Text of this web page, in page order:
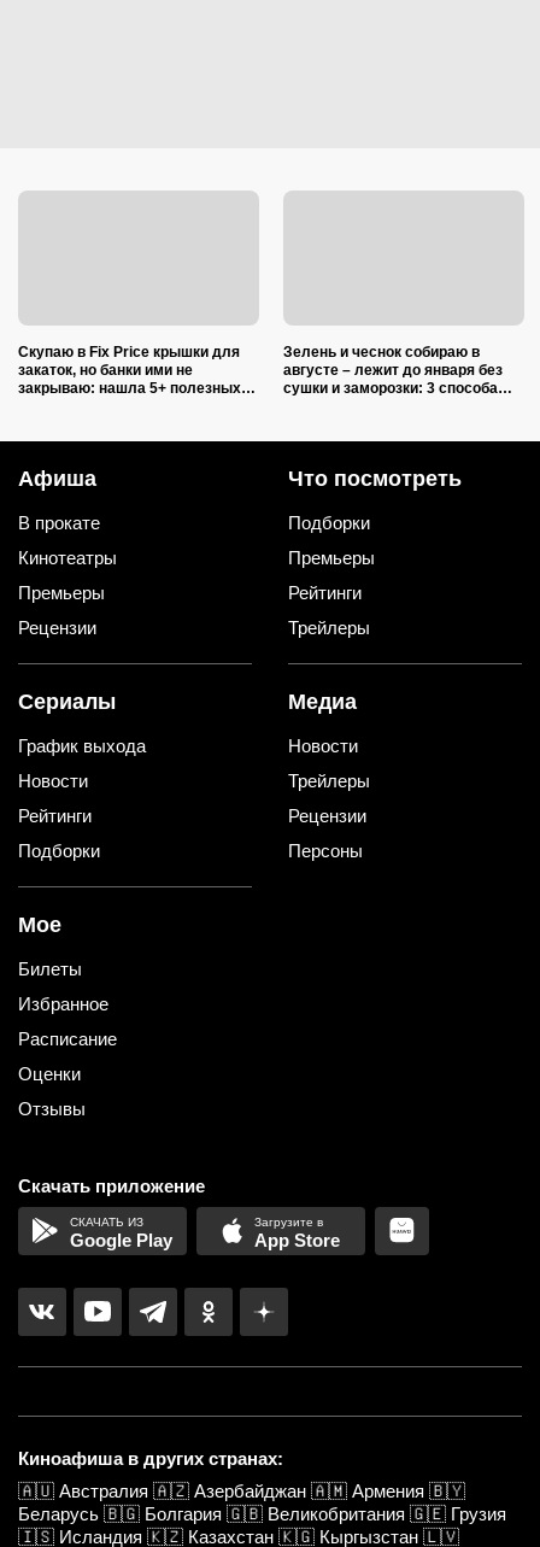
Скупаю в Fix Price крышки для
закаток, но банки ими не
закрываю: нашла 5+ полезных
Зелень и чеснок собираю в
августе – лежит до января без
сушки и заморозки: 3 способа
Афиша
В прокате
Кинотеатры
Премьеры
Рецензии
Что посмотреть
Подборки
Премьеры
Рейтинги
Трейлеры
Сериалы
График выхода
Новости
Рейтинги
Подборки
Медиа
Новости
Трейлеры
Рецензии
Персоны
Мое
Билеты
Избранное
Расписание
Оценки
Отзывы
Скачать приложение
Google Play App Store
Киноафиша в других странах:
🇦🇺 Австралия 🇦🇿 Азербайджан 🇦🇲 Армения 🇧🇾
Беларусь 🇧🇬 Болгария 🇬🇧 Великобритания 🇬🇪 Грузия
🇮🇸 Исландия 🇰🇿 Казахстан 🇰🇬 Кыргызстан 🇱🇻